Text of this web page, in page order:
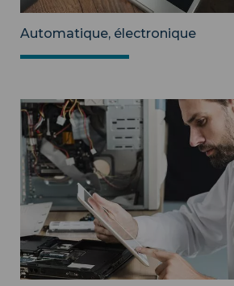
Automatique, électronique